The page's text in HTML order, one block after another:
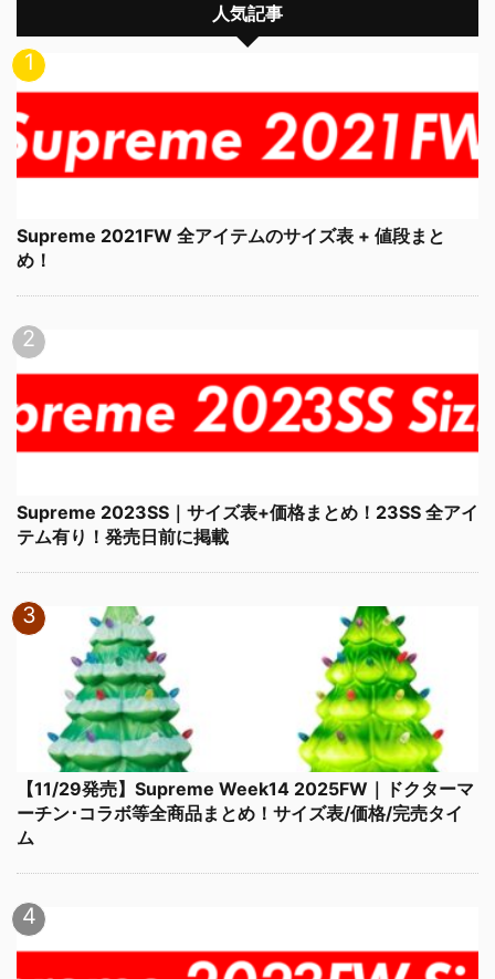
人気記事
Supreme 2021FW 全アイテムのサイズ表 + 値段まと
め！
Supreme 2023SS｜サイズ表+価格まとめ！23SS 全アイ
テム有り！発売日前に掲載
【11/29発売】Supreme Week14 2025FW｜ドクターマ
ーチン･コラボ等全商品まとめ！サイズ表/価格/完売タイ
ム